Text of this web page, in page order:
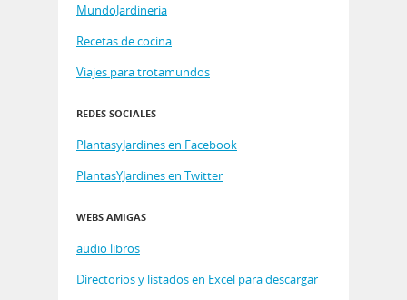
MundoJardineria
Recetas de cocina
Viajes para trotamundos
REDES SOCIALES
PlantasyJardines en Facebook
PlantasYJardines en Twitter
WEBS AMIGAS
audio libros
Directorios y listados en Excel para descargar